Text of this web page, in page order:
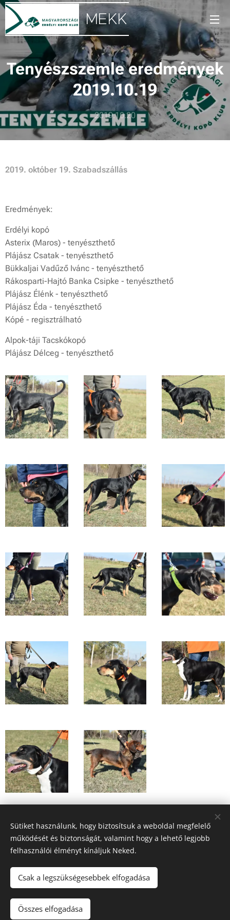
MEKK
Tenyészszemle eredmények
2019.10.19
2019.10.20
2019. október 19. Szabadszállás
Eredmények:
Erdélyi kopó
Asterix (Maros) - tenyészthető
Plájász Csatak - tenyészthető
Bükkaljai Vadűző Ivánc - tenyészthető
Rákosparti-Hajtó Banka Csipke - tenyészthető
Plájász Élénk - tenyészthető
Plájász Éda - tenyészthető
Kópé - regisztrálható
Alpok-táji Tacskókopó
Plájász Délceg - tenyészthető
Share
© 2019 MEKK | Minden jog fenntartva
Sütiket használunk, hogy biztosítsuk a weboldal megfelelő
működését és biztonságát, valamint hogy a lehető legjobb
felhasználói élményt kínáljuk Neked.
Csak a legszükségesebbek elfogadása
Összes elfogadása